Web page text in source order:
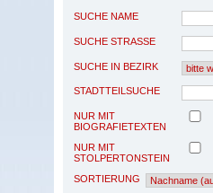
SUCHE NAME
SUCHE STRASSE
SUCHE IN BEZIRK
STADTTEILSUCHE
NUR MIT
BIOGRAFIETEXTEN
NUR MIT
STOLPERTONSTEIN
SORTIERUNG